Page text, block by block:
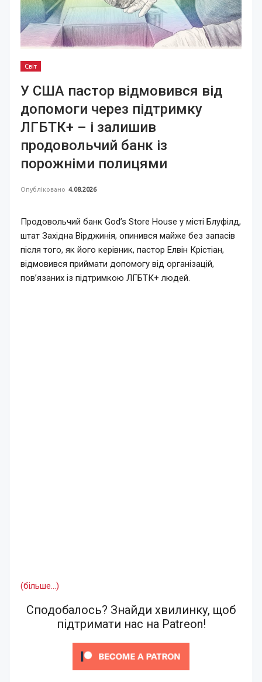
Світ
У США пастор відмовився від
допомоги через підтримку
ЛГБТК+ – і залишив
продовольчий банк із
порожніми полицями
Опубліковано 4.08.2026
Продовольчий банк God’s Store House у місті Блуфілд,
штат Західна Вірджинія, опинився майже без запасів
після того, як його керівник, пастор Елвін Крістіан,
відмовився приймати допомогу від організацій,
пов’язаних із підтримкою ЛГБТК+ людей.
(більше…)
Сподобалось? Знайди хвилинку, щоб
підтримати нас на Patreon!